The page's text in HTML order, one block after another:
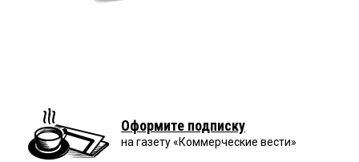
Оформите подписку
на газету «Коммерческие вести»